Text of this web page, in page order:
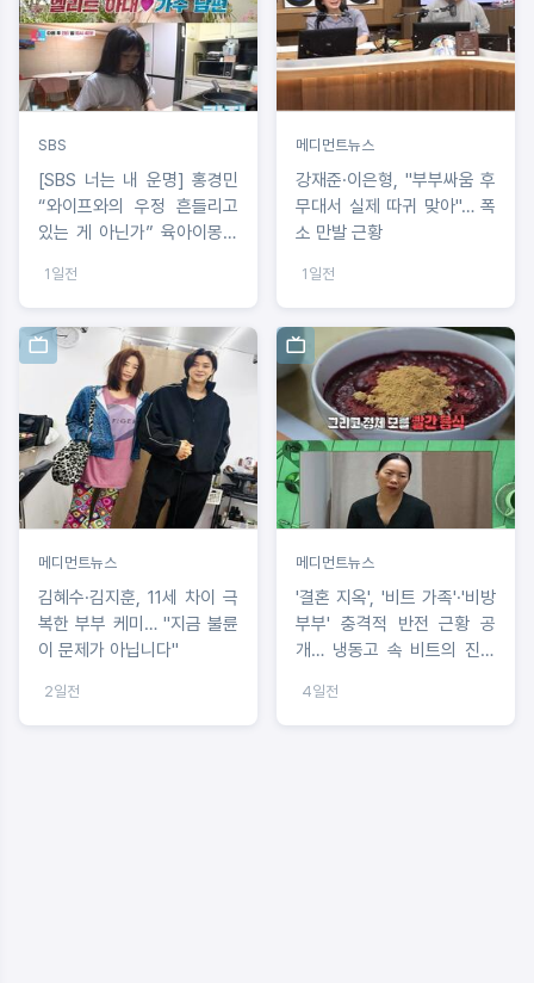
SBS
[SBS 너는 내 운명] 홍경민
“와이프와의 우정 흔들리고
있는 게 아닌가” 육아이몽으
1일전
메디먼트뉴스
강재준·이은형, "부부싸움 후
무대서 실제 따귀 맞아"… 폭
소 만발 근황
1일전
메디먼트뉴스
김혜수·김지훈, 11세 차이 극
복한 부부 케미… "지금 불륜
이 문제가 아닙니다"
2일전
메디먼트뉴스
'결혼 지옥', '비트 가족'·'비방
부부' 충격적 반전 근황 공
개… 냉동고 속 비트의 진실
4일전